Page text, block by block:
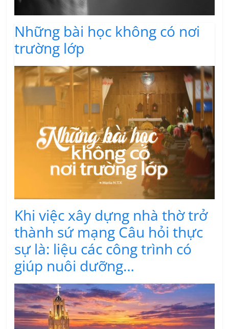
Những bài học không có nơi
trường lớp
Khi việc xây dựng nhà thờ trở
thành sứ mạng Câu hỏi thực
sự là: liệu các công trình có
giúp nuôi dưỡng…